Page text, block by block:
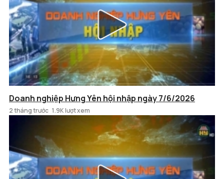
Doanh nghiệp Hưng Yên hội nhập ngày 7/6/2026
2 tháng trước 1.9K lượt xem